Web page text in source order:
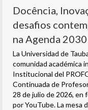
Docência,
desafios
na Agenda 2030
La Universidad de
comunidad académica
Institucional del
Continuada de
28 de julio de 2026, en
por YouTube. La mesa